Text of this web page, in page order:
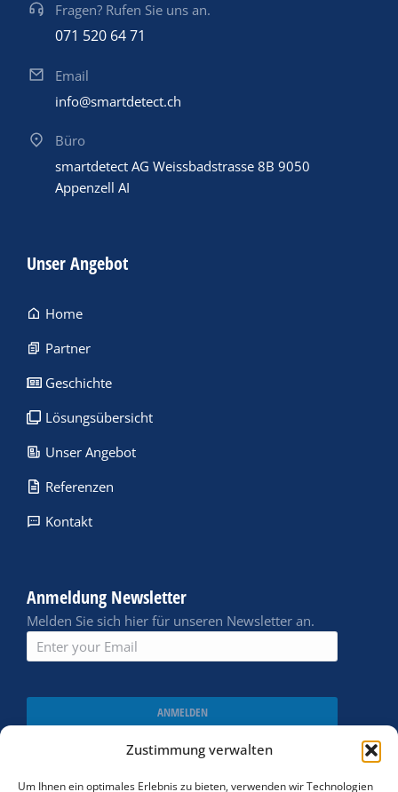
Zustimmung verwalten
Um Ihnen ein optimales Erlebnis zu bieten, verwenden wir Technologien
Fragen? Rufen Sie uns an.
071 520 64 71
Email
info@smartdetect.ch
Büro
smartdetect AG Weissbadstrasse 8B 9050
Appenzell AI
Unser Angebot
Home
Partner
Geschichte
Lösungsübersicht
Unser Angebot
Referenzen
Kontakt
Anmeldung Newsletter
Melden Sie sich hier für unseren Newsletter an.
ANMELDEN